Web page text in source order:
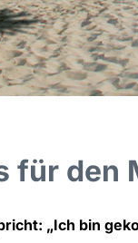
für den
„Ich bin